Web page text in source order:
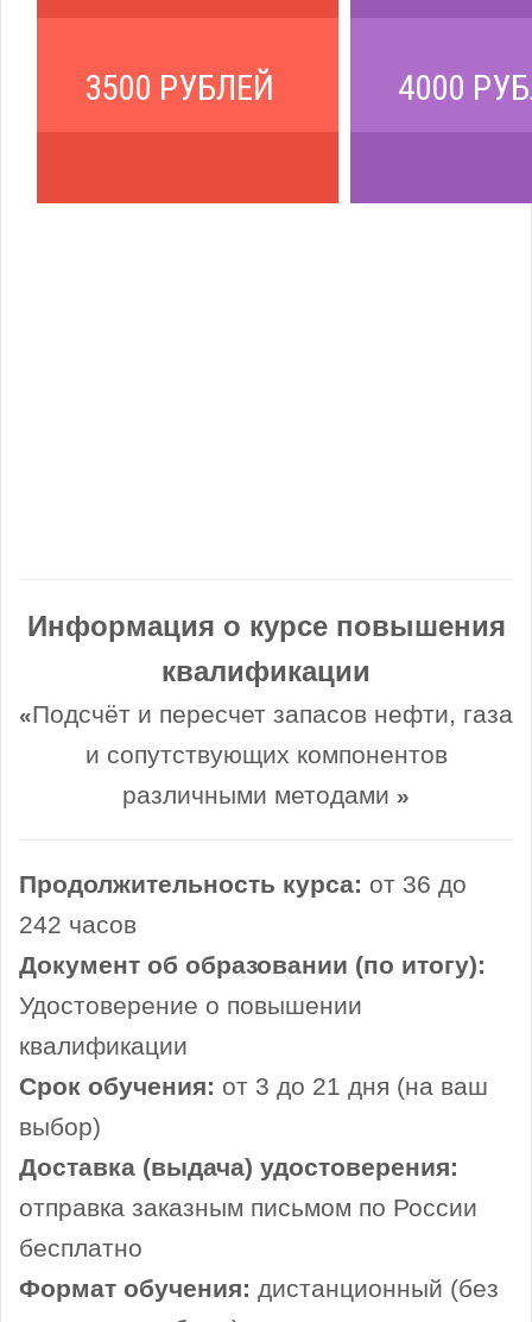
3500 РУБЛЕЙ 4000
Информация о курсе повышения
квалификации
«Подсчёт и пересчет запасов нефти, газа
и сопутствующих компонентов
различными методами »
Продолжительность курса: от 36 до
242 часов
Документ об образовании (по итогу):
Удостоверение о повышении
квалификации
Срок обучения: от 3 до 21 дня (на ваш
выбор)
Доставка (выдача) удостоверения:
отправка заказным письмом по России
бесплатно
Формат обучения: дистанционный (без